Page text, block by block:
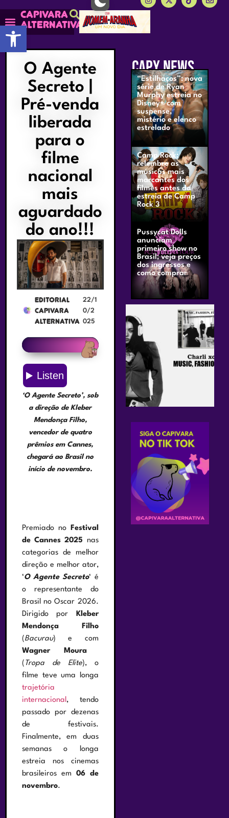
Abrir a barra de ferramentas
Capivara
alternativa
O Agente
Secreto |
Pré-venda
liberada
para o
filme
nacional
mais
aguardado
do ano!!!
Editorial
Capivara
Alternativa
22/1
0/2
025
‘O Agente Secreto’, sob
a direção de Kleber
Mendonça Filho,
vencedor de quatro
prêmios em Cannes,
chegará ao Brasil no
início de novembro.
Premiado no Festival
de Cannes 2025 nas
categorias de melhor
direção e melhor ator,
‘O Agente Secreto‘ é
o representante do
Brasil no Oscar 2026.
Dirigido por Kleber
Mendonça Filho
( Bacurau) e com
Wagner Moura
( Tropa de Elite), o
filme teve uma longa
trajetória
internacional, tendo
passado por dezenas
de festivais.
Finalmente, em duas
semanas o longa
estreia nos cinemas
brasileiros em 06 de
novembro.
CAPY NEWS
“Estilhaços”: nova
série de Ryan
Murphy estreia no
Disney+ com
suspense,
mistério e elenco
estrelado
Camp Rock:
relembre as
músicas mais
marcantes dos
filmes antes da
estreia de Camp
Rock 3
Pussycat Dolls
anunciam
primeiro show no
Brasil; veja preços
dos ingressos e
como comprar